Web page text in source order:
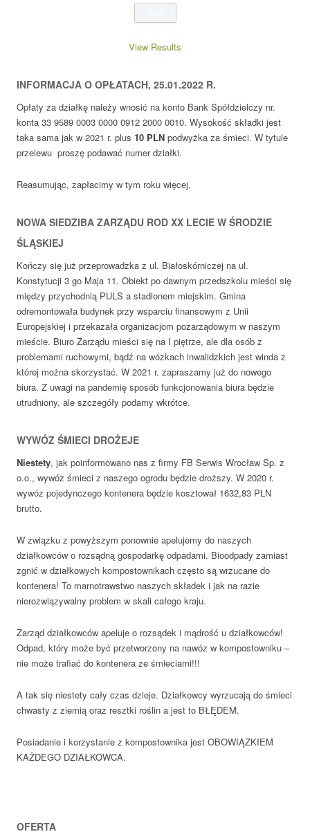
View Results
INFORMACJA O OPŁATACH, 25.01.2022 R.
Opłaty za działkę należy wnosić na konto Bank Spółdzielczy nr.
konta 33 9589 0003 0000 0912 2000 0010. Wysokość składki jest
taka sama jak w 2021 r. plus 10 PLN podwyżka za śmieci. W tytule
przelewu proszę podawać numer działki.
Reasumując, zapłacimy w tym roku więcej.
NOWA SIEDZIBA ZARZĄDU ROD XX LECIE W ŚRODZIE
ŚLĄSKIEJ
Kończy się już przeprowadzka z ul. Białoskórniczej na ul.
Konstytucji 3 go Maja 11. Obiekt po dawnym przedszkolu mieści się
między przychodnią PULS a stadionem miejskim. Gmina
odremontowała budynek przy wsparciu finansowym z Unii
Europejskiej i przekazała organizacjom pozarządowym w naszym
mieście. Biuro Zarządu mieści się na I piętrze, ale dla osób z
problemami ruchowymi, bądź na wózkach inwalidzkich jest winda z
której można skorzystać. W 2021 r. zapraszamy już do nowego
biura. Z uwagi na pandemię sposób funkcjonowania biura będzie
utrudniony, ale szczegóły podamy wkrótce.
WYWÓZ ŚMIECI DROŻEJE
Niestety, jak poinformowano nas z firmy FB Serwis Wrocław Sp. z
o.o., wywóz śmieci z naszego ogrodu będzie droższy. W 2020 r.
wywóz pojedynczego kontenera będzie kosztował 1632,83 PLN
brutto.
W związku z powyższym ponownie apelujemy do naszych
działkowców o rozsądną gospodarkę odpadami. Bioodpady zamiast
zgnić w działkowych kompostownikach często są wrzucane do
kontenera! To marnotrawstwo naszych składek i jak na razie
nierozwiązywalny problem w skali całego kraju.
Zarząd działkowców apeluje o rozsądek i mądrość u działkowców!
Odpad, który może być przetworzony na nawóz w kompostowniku –
nie może trafiać do kontenera ze śmieciami!!!
A tak się niestety cały czas dzieje. Działkowcy wyrzucają do śmieci
chwasty z ziemią oraz resztki roślin a jest to BŁĘDEM.
Posiadanie i korzystanie z kompostownika jest OBOWIĄZKIEM
KAŻDEGO DZIAŁKOWCA.
OFERTA